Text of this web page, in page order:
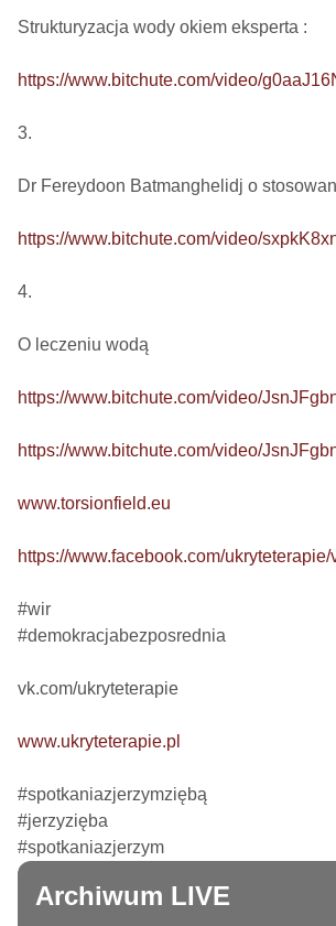
Strukturyzacja wody okiem eksperta :
https://www.bitchute.com/video/
3.
Dr Fereydoon Batmanghelidj o
https://www.bitchute.com/video/
4.
O leczeniu wodą
https://www.bitchute.com/video/
https://www.bitchute.com/video/
www.torsionfield.eu
https://www.facebook.com/
#wir
#demokracjabezposrednia
vk.com/ukryteterapie
www.ukryteterapie.pl
#spotkaniazjerzymziębą
#jerzyzięba
#spotkaniazjerzym
Archiwum LIVE